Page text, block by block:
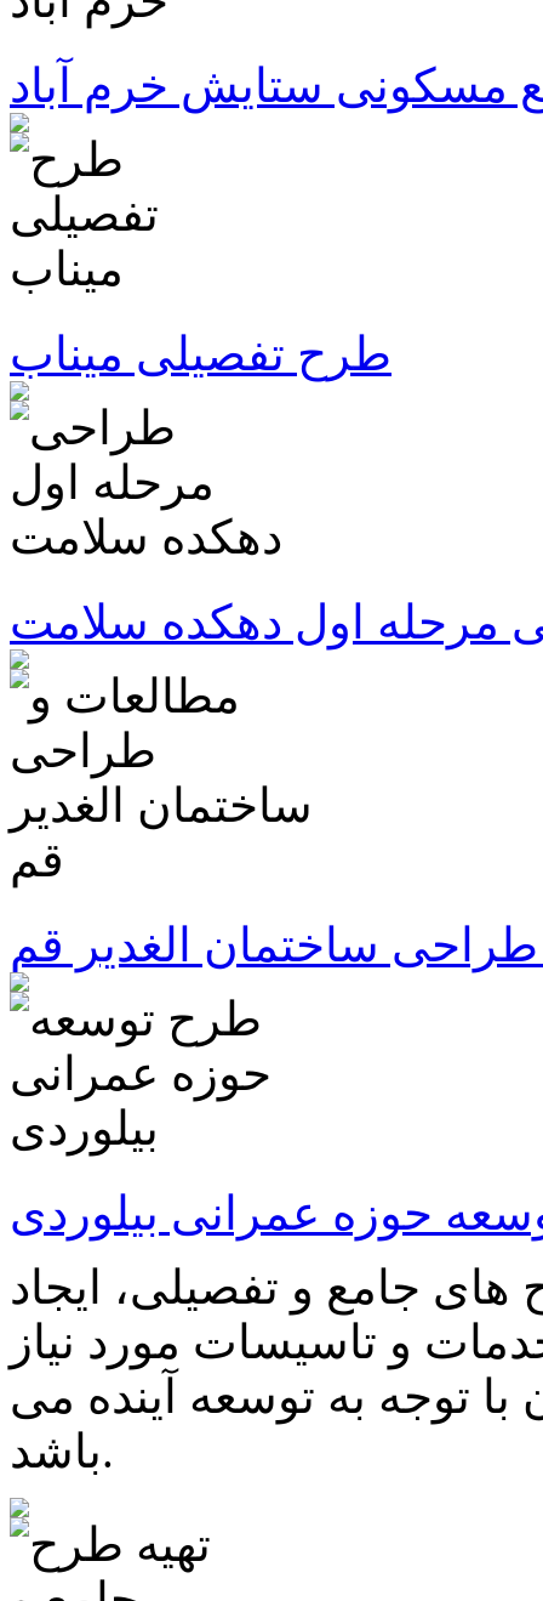
مسکونی ستایش خرم آباد
طرح تفصیلی میناب
مرحله اول دهکده سلامت
ساختمان الغدیر قم
حوزه عمرانی بیلوردی
جامع و تفصیلی، ایجاد
و تاسیسات مورد نیاز
با توجه به توسعه آینده می
باشد.